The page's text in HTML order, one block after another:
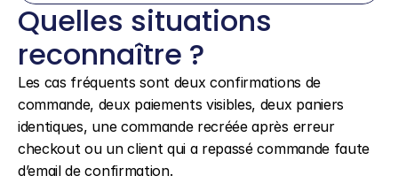
Quelles situations
reconnaître ?
Les cas fréquents sont deux confirmations de
commande, deux paiements visibles, deux paniers
identiques, une commande recréée après erreur
checkout ou un client qui a repassé commande faute
d’email de confirmation.